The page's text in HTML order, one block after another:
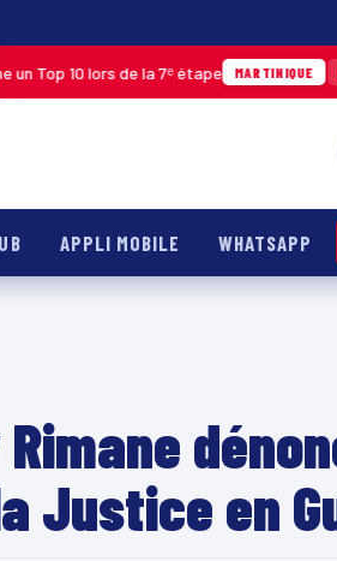
lors de la 7ᵉ étape MARTINIQUE Hier ·
APPLI MOBILE WHATSAPP
Justice en